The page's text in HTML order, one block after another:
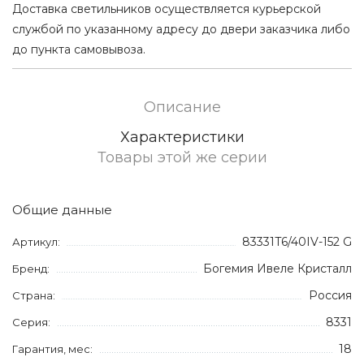
Доставка светильников осуществляется курьерской
службой по указанному адресу до двери заказчика либо
до пункта самовывоза.
Описание
Характеристики
Товары этой же серии
Общие данные
Артикул: 83331T6/40IV-152 G
Бренд: Богемия Ивеле Кристалл
Страна: Россия
Серия: 8331
Гарантия, мес: 18